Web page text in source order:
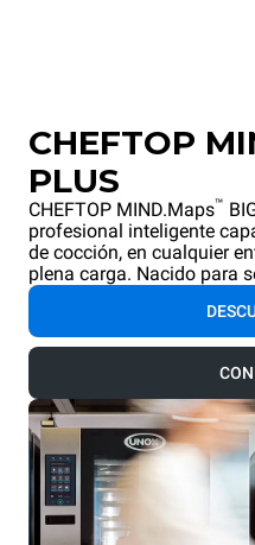
CHEFTOP
PLUS
CHEFTOP MIND.Maps™
profesional inteligente
de cocción, en cualquier
plena carga. Nacido para